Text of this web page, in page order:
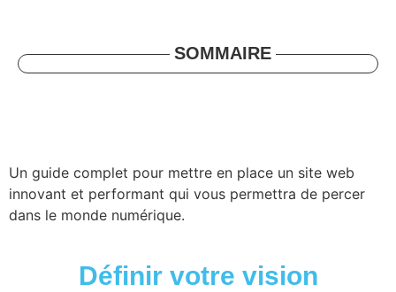
SOMMAIRE
Un guide complet pour mettre en place un site web
innovant et performant qui vous permettra de percer
dans le monde numérique.
Définir votre vision